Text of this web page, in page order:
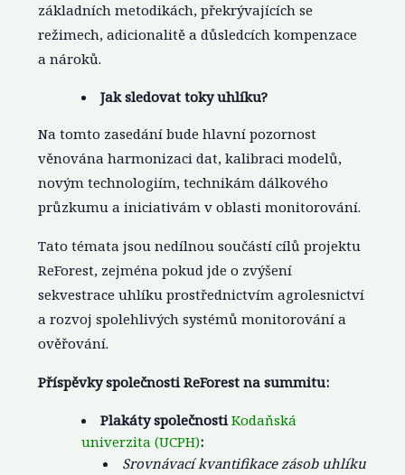
základních metodikách, překrývajících se
režimech, adicionalitě a důsledcích kompenzace
a nároků.
Jak sledovat toky uhlíku?
Na tomto zasedání bude hlavní pozornost
věnována harmonizaci dat, kalibraci modelů,
novým technologiím, technikám dálkového
průzkumu a iniciativám v oblasti monitorování.
Tato témata jsou nedílnou součástí cílů projektu
ReForest, zejména pokud jde o zvýšení
sekvestrace uhlíku prostřednictvím agrolesnictví
a rozvoj spolehlivých systémů monitorování a
ověřování.
Příspěvky společnosti ReForest na summitu:
Plakáty společnostiKodaňská
univerzita (UCPH):
Srovnávací kvantifikace zásob uhlíku